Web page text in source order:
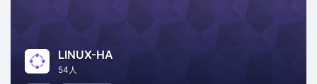
LINUX-HA
54人